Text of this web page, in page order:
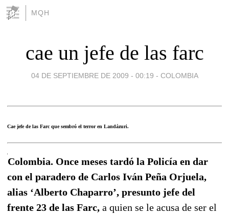
MQH
cae un jefe de las farc
04 DE SEPTIEMBRE DE 2009 - 00:19 - COLOMBIA
Cae jefe de las Farc que sembró el terror en Landázuri.
Colombia. Once meses tardó la Policía en dar
con el paradero de Carlos Iván Peña Orjuela,
alias ‘Alberto Chaparro’, presunto jefe del
frente 23 de las Farc, a quien se le acusa de ser el